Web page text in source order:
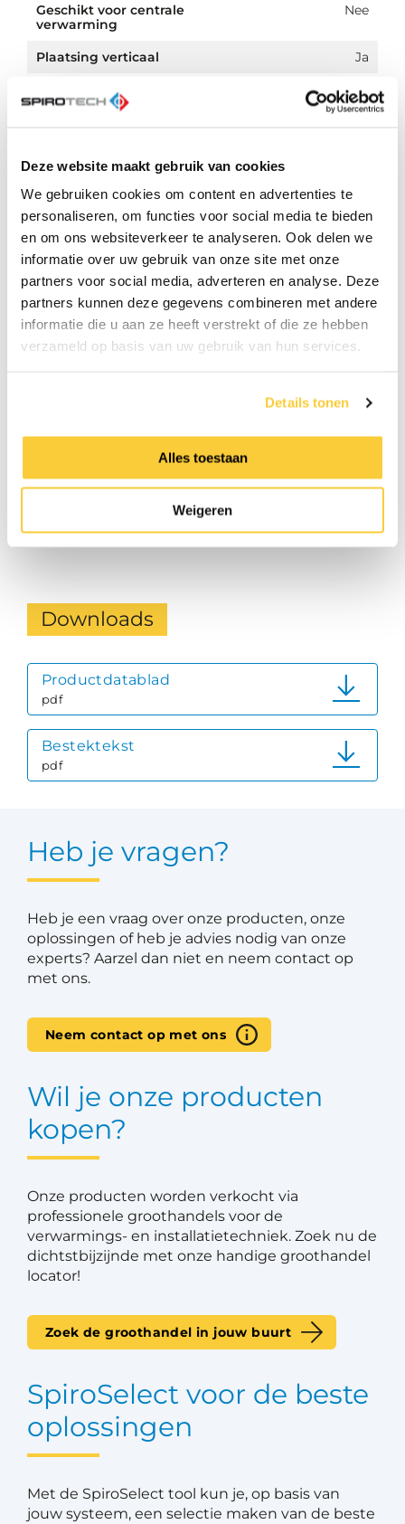
Deze website maakt gebruik van cookies
We gebruiken cookies om content en advertenties te
personaliseren, om functies voor social media te bieden
en om ons websiteverkeer te analyseren. Ook delen we
informatie over uw gebruik van onze site met onze
partners voor social media, adverteren en analyse. Deze
partners kunnen deze gegevens combineren met andere
informatie die u aan ze heeft verstrekt of die ze hebben
verzameld op basis van uw gebruik van hun services.
Details tonen
Alles toestaan
Weigeren
Geschikt voor centrale
verwarming
Nee
Plaatsing verticaal
Ja
Nee
Met aftap
Met veiligheidsventiel
Met
Ja
Max. glycolmengsel
60.0 %
tapwater
Nee
Voordruk
3.5 bar
Geschikt voor koeling
Downloads
Productdatablad
pdf
Bestektekst
pdf
Heb je vragen?
Heb je een vraag over onze producten, onze
oplossingen of heb je advies nodig van onze
experts? Aarzel dan niet en neem contact op
met ons.
Neem contact op met ons
Wil je onze producten
kopen?
Onze producten worden verkocht via
professionele groothandels voor de
verwarmings- en installatietechniek. Zoek nu de
dichtstbijzijnde met onze handige groothandel
locator!
Zoek de groothandel in jouw buurt
SpiroSelect voor de beste
oplossingen
Met de SpiroSelect tool kun je, op basis van
jouw systeem, een selectie maken van de beste